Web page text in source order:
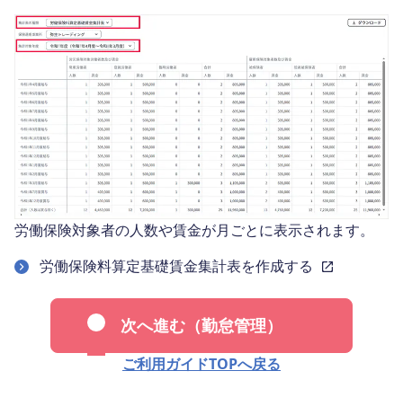
労働保険対象者の人数や賃金が月ごとに表示されます。
労働保険料算定基礎賃金集計表を作成する
次へ進む（勤怠管理）
ご利用ガイドTOPへ戻る